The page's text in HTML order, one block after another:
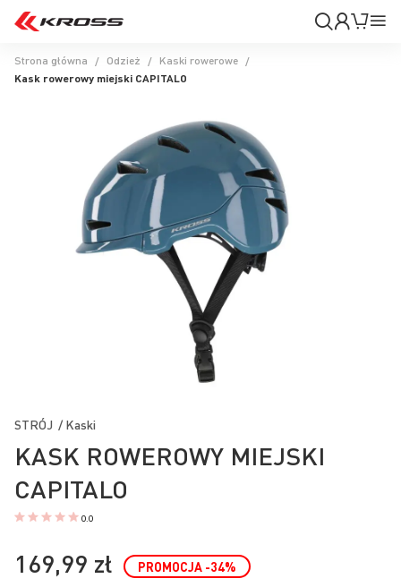
Mój
Moje
konto
Strona główna Odzież
Kaski rowerowe
Kask rowerowy miejski CAPITALO
na
początek
galerii
KASK ROWEROWY MIEJSKI
CAPITALO
0.0
STRÓJ / Kaski
169,99 zł PROMOCJA -34%